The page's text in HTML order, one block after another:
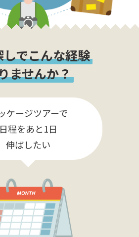
でこんな経験
ませんか？
ケージツアーで
日程をあと1日
伸ばしたい